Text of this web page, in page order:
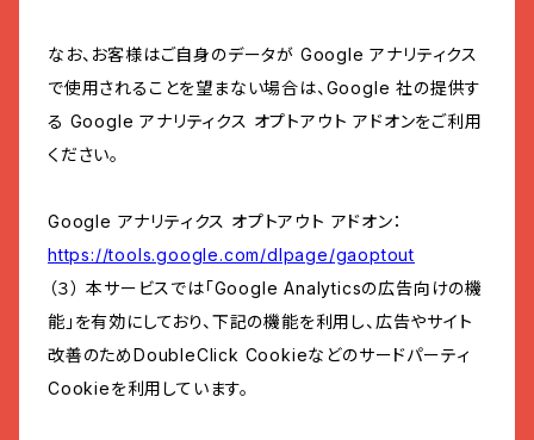
なお、お客様はご自身のデータが Google アナリティクス
で使用されることを望まない場合は、Google 社の提供す
る Google アナリティクス オプトアウト アドオンをご利用
ください。
Google アナリティクス オプトアウト アドオン：
https://tools.google.com/dlpage/gaoptout
（３） 本サービスでは「Google Analyticsの広告向けの機
能」を有効にしており、下記の機能を利用し、広告やサイト
改善のためDoubleClick Cookieなどのサードパーティ
Cookieを利用しています。